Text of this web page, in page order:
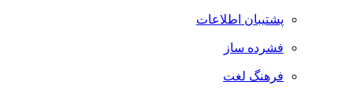
پشتیبان اطلاعات
فشرده ساز
فرهنگ لغت